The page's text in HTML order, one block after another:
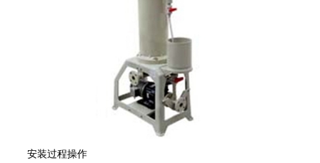
安装过程操作